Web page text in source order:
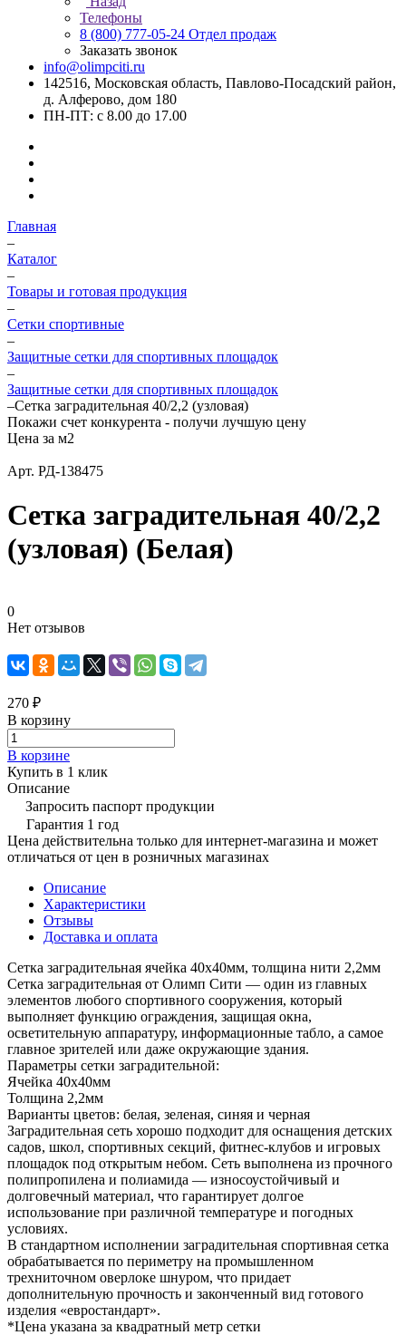
Телефоны
8 (800) 777-05-24 Отдел продаж
Заказать звонок
info@olimpciti.ru
142516, Московская область, Павлово-Посадский район,
д. Алферово, дом 180
ПН-ПТ: с 8.00 до 17.00
Главная
–
Каталог
–
Товары и готовая продукция
–
Сетки спортивные
–
Защитные сетки для спортивных площадок
–
Защитные сетки для спортивных площадок
–Сетка заградительная 40/2,2 (узловая)
Покажи счет конкурента - получи лучшую цену
Цена за м2
Арт. РД-138475
Сетка заградительная 40/2,2
(узловая) (Белая)
0
Нет отзывов
270 ₽
В корзину
В корзине
Купить в 1 клик
Описание
Запросить паспорт продукции
Гарантия 1 год
Цена действительна только для интернет-магазина и может
отличаться от цен в розничных магазинах
Описание
Характеристики
Отзывы
Доставка и оплата
Сетка заградительная ячейка 40х40мм, толщина нити 2,2мм
Сетка заградительная от Олимп Сити — один из главных
элементов любого спортивного сооружения, который
выполняет функцию ограждения, защищая окна,
осветительную аппаратуру, информационные табло, а самое
главное зрителей или даже окружающие здания.
Параметры сетки заградительной:
Ячейка 40х40мм
Толщина 2,2мм
Варианты цветов: белая, зеленая, синяя и черная
Заградительная сеть хорошо подходит для оснащения детских
садов, школ, спортивных секций, фитнес-клубов и игровых
площадок под открытым небом. Сеть выполнена из прочного
полипропилена и полиамида — износоустойчивый и
долговечный материал, что гарантирует долгое
использование при различной температуре и погодных
условиях.
В стандартном исполнении заградительная спортивная сетка
обрабатывается по периметру на промышленном
трехниточном оверлоке шнуром, что придает
дополнительную прочность и законченный вид готового
изделия «евростандарт».
*Цена указана за квадратный метр сетки